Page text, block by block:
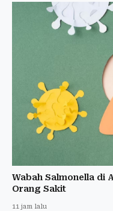
Wabah Salmonella di
Orang Sakit
11 jam lalu